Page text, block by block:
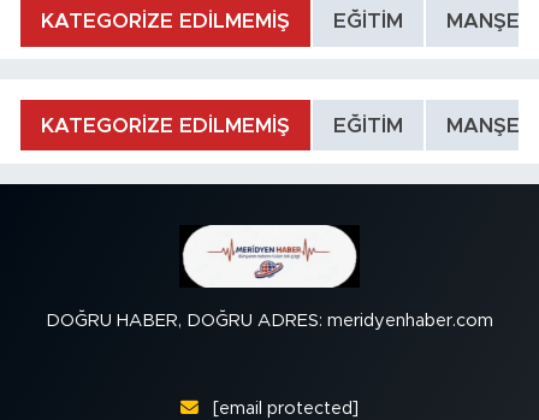
KATEGORİZE EDİLMEMİŞ EĞİTİM MANŞET
KATEGORİZE EDİLMEMİŞ EĞİTİM MANŞET
DOĞRU HABER, DOĞRU ADRES: meridyenhaber.com
[email protected]